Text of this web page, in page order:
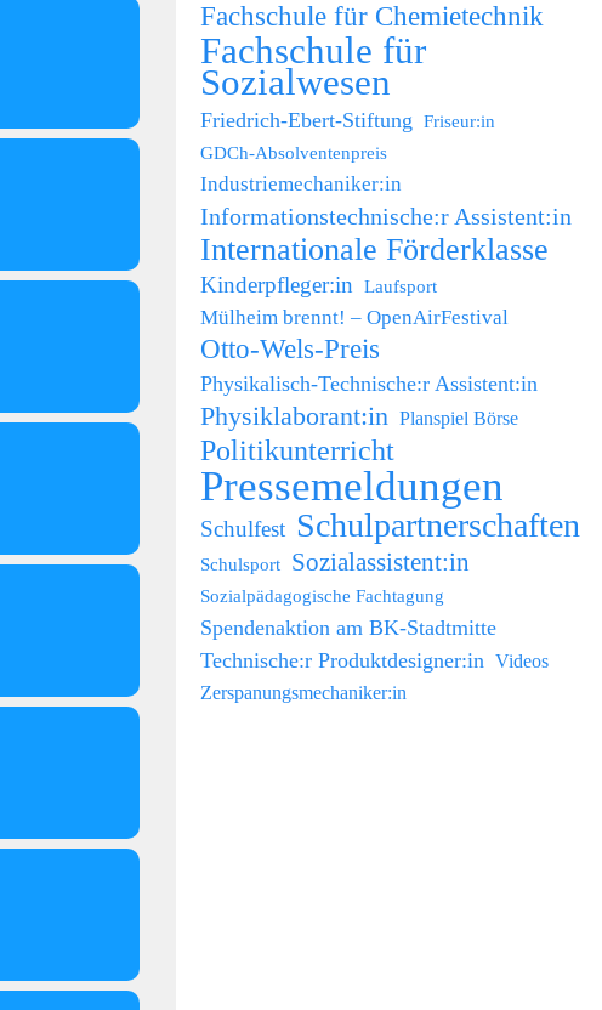
Fachschule für Chemietechnik
Fachschule für
Sozialwesen
Friedrich-Ebert-Stiftung
Friseur:in
GDCh-Absolventenpreis
Industriemechaniker:in
Informationstechnische:r Assistent:in
Internationale Förderklasse
Kinderpfleger:in Laufsport
Mülheim brennt! – OpenAirFestival
Otto-Wels-Preis
Physikalisch-Technische:r Assistent:in
Physiklaborant:in Planspiel Börse
Politikunterricht
Pressemeldungen
Schulfest Schulpartnerschaften
Schulsport Sozialassistent:in
Sozialpädagogische Fachtagung
Spendenaktion am BK-Stadtmitte
Technische:r Produktdesigner:in Videos
Zerspanungsmechaniker:in